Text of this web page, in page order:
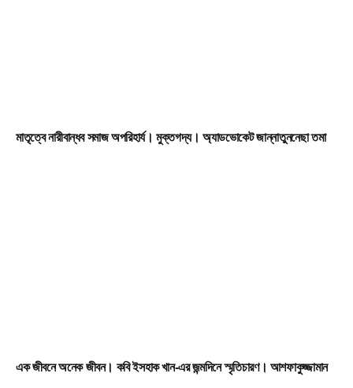
মাতৃত্বে নারীবান্ধব সমাজ অপরিহার্য। মুক্তগদ্য। অ্যাডভোকেট জান্নাতুননেছা তমা
এক জীবনে অনেক জীবন। কবি ইসহাক খান-এর জন্মদিনে স্মৃতিচারণ। আশফাকুজ্জামান